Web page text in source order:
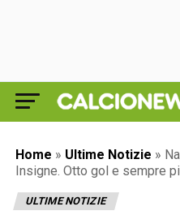
Home » Ultime Notizie »
Insigne. Otto gol e sempre
ULTIME NOTIZIE